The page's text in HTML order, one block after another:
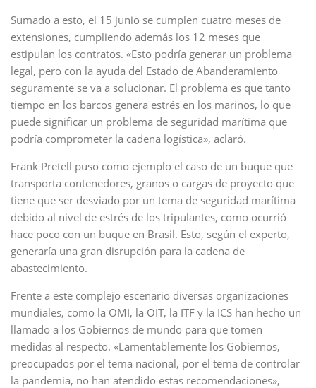
Sumado a esto, el 15 junio se cumplen cuatro meses de
extensiones, cumpliendo además los 12 meses que
estipulan los contratos. «Esto podría generar un problema
legal, pero con la ayuda del Estado de Abanderamiento
seguramente se va a solucionar. El problema es que tanto
tiempo en los barcos genera estrés en los marinos, lo que
puede significar un problema de seguridad marítima que
podría comprometer la cadena logística», aclaró.
Frank Pretell puso como ejemplo el caso de un buque que
transporta contenedores, granos o cargas de proyecto que
tiene que ser desviado por un tema de seguridad marítima
debido al nivel de estrés de los tripulantes, como ocurrió
hace poco con un buque en Brasil. Esto, según el experto,
generaría una gran disrupción para la cadena de
abastecimiento.
Frente a este complejo escenario diversas organizaciones
mundiales, como la OMI, la OIT, la ITF y la ICS han hecho un
llamado a los Gobiernos de mundo para que tomen
medidas al respecto. «Lamentablemente los Gobiernos,
preocupados por el tema nacional, por el tema de controlar
la pandemia, no han atendido estas recomendaciones»,